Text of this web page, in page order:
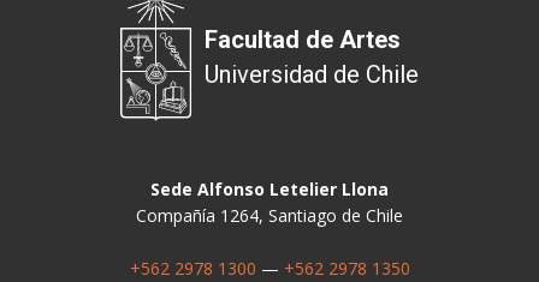
Facultad de Artes
Universidad de Chile
Sede Alfonso Letelier Llona
Compañía 1264, Santiago de Chile
+562 2978 1300 — +562 2978 1350